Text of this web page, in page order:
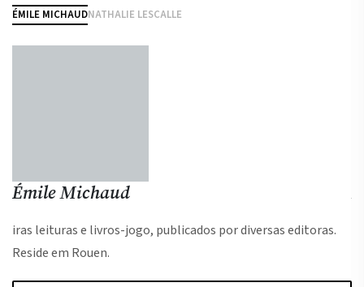
ÉMILE MICHAUDNATHALIE LESCALLE
Émile Michaud
iras leituras e livros-jogo, publicados por diversas editoras.
Reside em Rouen.